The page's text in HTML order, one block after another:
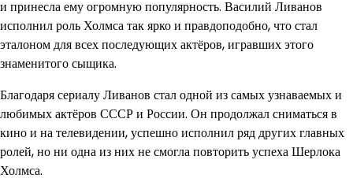
и принесла ему огромную популярность. Василий Ливанов
исполнил роль Холмса так ярко и правдоподобно, что стал
эталоном для всех последующих актёров, игравших этого
знаменитого сыщика.
Благодаря сериалу Ливанов стал одной из самых узнаваемых и
любимых актёров СССР и России. Он продолжал сниматься в
кино и на телевидении, успешно исполнил ряд других главных
ролей, но ни одна из них не смогла повторить успеха Шерлока
Холмса.